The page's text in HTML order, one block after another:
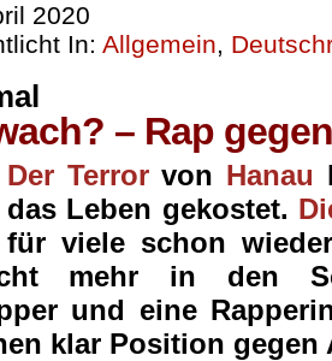
2020
In: Allgemein,
– Rap
Der Terrorvon Hanau
das Leben gekostet.
für viele schon
mehr in den
und eine
klar Position gegen